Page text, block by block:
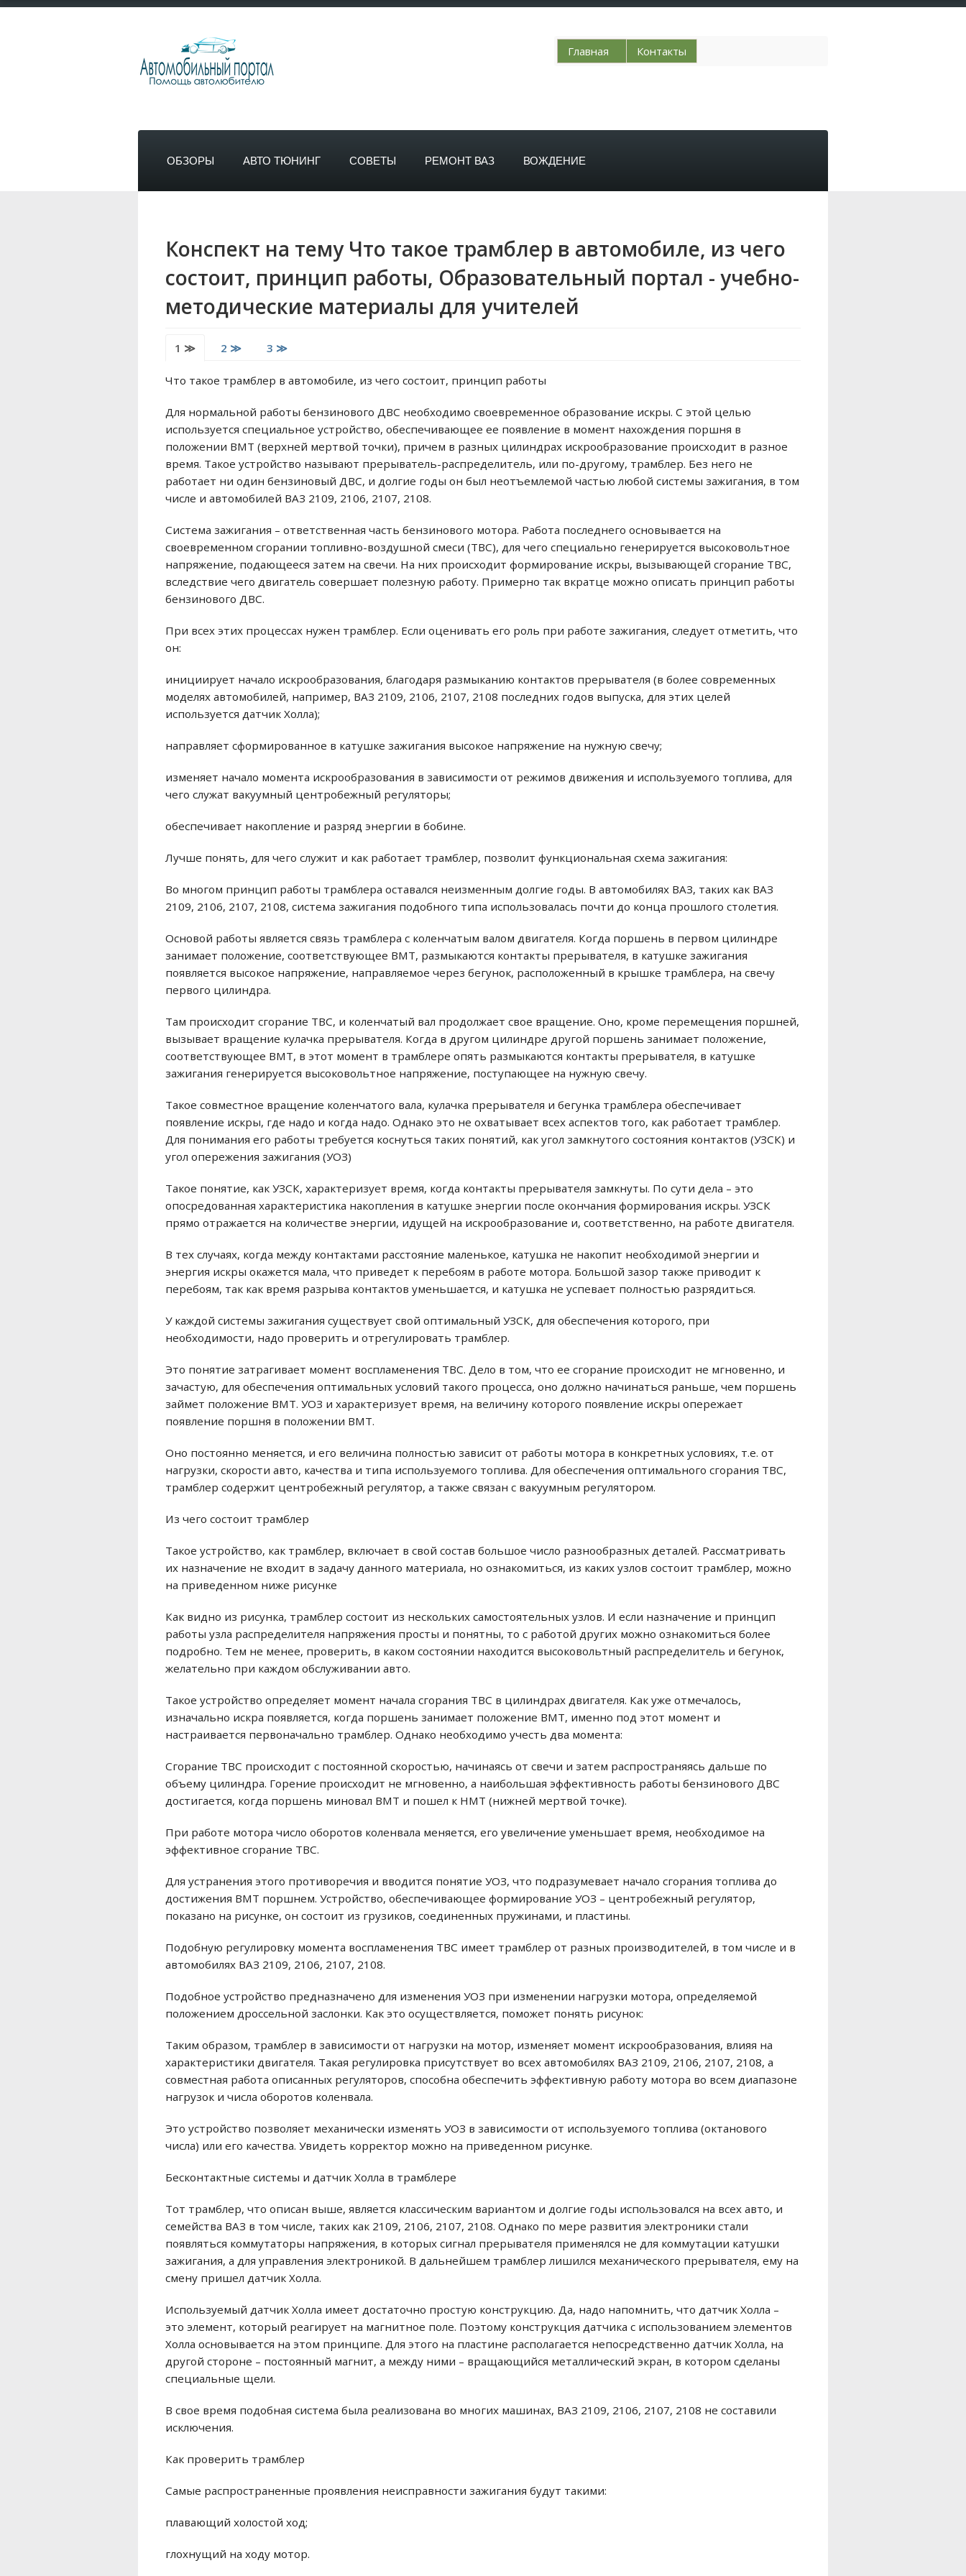
Главная Контакты
ОБЗОРЫ АВТО ТЮНИНГ СОВЕТЫ РЕМОНТ ВАЗ ВОЖДЕНИЕ
Конспект на тему Что такое трамблер в автомобиле, из чего
состоит, принцип работы, Образовательный портал - учебно-
методические материалы для учителей
1 ≫ 2 ≫ 3 ≫
Что такое трамблер в автомобиле, из чего состоит, принцип работы
Для нормальной работы бензинового ДВС необходимо своевременное образование искры. С этой целью
используется специальное устройство, обеспечивающее ее появление в момент нахождения поршня в
положении ВМТ (верхней мертвой точки), причем в разных цилиндрах искрообразование происходит в разное
время. Такое устройство называют прерыватель-распределитель, или по-другому, трамблер. Без него не
работает ни один бензиновый ДВС, и долгие годы он был неотъемлемой частью любой системы зажигания, в том
числе и автомобилей ВАЗ 2109, 2106, 2107, 2108.
Система зажигания – ответственная часть бензинового мотора. Работа последнего основывается на
своевременном сгорании топливно-воздушной смеси (ТВС), для чего специально генерируется высоковольтное
напряжение, подающееся затем на свечи. На них происходит формирование искры, вызывающей сгорание ТВС,
вследствие чего двигатель совершает полезную работу. Примерно так вкратце можно описать принцип работы
бензинового ДВС.
При всех этих процессах нужен трамблер. Если оценивать его роль при работе зажигания, следует отметить, что
он:
инициирует начало искрообразования, благодаря размыканию контактов прерывателя (в более современных
моделях автомобилей, например, ВАЗ 2109, 2106, 2107, 2108 последних годов выпуска, для этих целей
используется датчик Холла);
направляет сформированное в катушке зажигания высокое напряжение на нужную свечу;
изменяет начало момента искрообразования в зависимости от режимов движения и используемого топлива, для
чего служат вакуумный центробежный регуляторы;
обеспечивает накопление и разряд энергии в бобине.
Лучше понять, для чего служит и как работает трамблер, позволит функциональная схема зажигания:
Во многом принцип работы трамблера оставался неизменным долгие годы. В автомобилях ВАЗ, таких как ВАЗ
2109, 2106, 2107, 2108, система зажигания подобного типа использовалась почти до конца прошлого столетия.
Основой работы является связь трамблера с коленчатым валом двигателя. Когда поршень в первом цилиндре
занимает положение, соответствующее ВМТ, размыкаются контакты прерывателя, в катушке зажигания
появляется высокое напряжение, направляемое через бегунок, расположенный в крышке трамблера, на свечу
первого цилиндра.
Там происходит сгорание ТВС, и коленчатый вал продолжает свое вращение. Оно, кроме перемещения поршней,
вызывает вращение кулачка прерывателя. Когда в другом цилиндре другой поршень занимает положение,
соответствующее ВМТ, в этот момент в трамблере опять размыкаются контакты прерывателя, в катушке
зажигания генерируется высоковольтное напряжение, поступающее на нужную свечу.
Такое совместное вращение коленчатого вала, кулачка прерывателя и бегунка трамблера обеспечивает
появление искры, где надо и когда надо. Однако это не охватывает всех аспектов того, как работает трамблер.
Для понимания его работы требуется коснуться таких понятий, как угол замкнутого состояния контактов (УЗСК) и
угол опережения зажигания (УОЗ)
Такое понятие, как УЗСК, характеризует время, когда контакты прерывателя замкнуты. По сути дела – это
опосредованная характеристика накопления в катушке энергии после окончания формирования искры. УЗСК
прямо отражается на количестве энергии, идущей на искрообразование и, соответственно, на работе двигателя.
В тех случаях, когда между контактами расстояние маленькое, катушка не накопит необходимой энергии и
энергия искры окажется мала, что приведет к перебоям в работе мотора. Большой зазор также приводит к
перебоям, так как время разрыва контактов уменьшается, и катушка не успевает полностью разрядиться.
У каждой системы зажигания существует свой оптимальный УЗСК, для обеспечения которого, при
необходимости, надо проверить и отрегулировать трамблер.
Это понятие затрагивает момент воспламенения ТВС. Дело в том, что ее сгорание происходит не мгновенно, и
зачастую, для обеспечения оптимальных условий такого процесса, оно должно начинаться раньше, чем поршень
займет положение ВМТ. УОЗ и характеризует время, на величину которого появление искры опережает
появление поршня в положении ВМТ.
Оно постоянно меняется, и его величина полностью зависит от работы мотора в конкретных условиях, т.е. от
нагрузки, скорости авто, качества и типа используемого топлива. Для обеспечения оптимального сгорания ТВС,
трамблер содержит центробежный регулятор, а также связан с вакуумным регулятором.
Из чего состоит трамблер
Такое устройство, как трамблер, включает в свой состав большое число разнообразных деталей. Рассматривать
их назначение не входит в задачу данного материала, но ознакомиться, из каких узлов состоит трамблер, можно
на приведенном ниже рисунке
Как видно из рисунка, трамблер состоит из нескольких самостоятельных узлов. И если назначение и принцип
работы узла распределителя напряжения просты и понятны, то с работой других можно ознакомиться более
подробно. Тем не менее, проверить, в каком состоянии находится высоковольтный распределитель и бегунок,
желательно при каждом обслуживании авто.
Такое устройство определяет момент начала сгорания ТВС в цилиндрах двигателя. Как уже отмечалось,
изначально искра появляется, когда поршень занимает положение ВМТ, именно под этот момент и
настраивается первоначально трамблер. Однако необходимо учесть два момента:
Сгорание ТВС происходит с постоянной скоростью, начинаясь от свечи и затем распространяясь дальше по
объему цилиндра. Горение происходит не мгновенно, а наибольшая эффективность работы бензинового ДВС
достигается, когда поршень миновал ВМТ и пошел к НМТ (нижней мертвой точке).
При работе мотора число оборотов коленвала меняется, его увеличение уменьшает время, необходимое на
эффективное сгорание ТВС.
Для устранения этого противоречия и вводится понятие УОЗ, что подразумевает начало сгорания топлива до
достижения ВМТ поршнем. Устройство, обеспечивающее формирование УОЗ – центробежный регулятор,
показано на рисунке, он состоит из грузиков, соединенных пружинами, и пластины.
Подобную регулировку момента воспламенения ТВС имеет трамблер от разных производителей, в том числе и в
автомобилях ВАЗ 2109, 2106, 2107, 2108.
Подобное устройство предназначено для изменения УОЗ при изменении нагрузки мотора, определяемой
положением дроссельной заслонки. Как это осуществляется, поможет понять рисунок:
Таким образом, трамблер в зависимости от нагрузки на мотор, изменяет момент искрообразования, влияя на
характеристики двигателя. Такая регулировка присутствует во всех автомобилях ВАЗ 2109, 2106, 2107, 2108, а
совместная работа описанных регуляторов, способна обеспечить эффективную работу мотора во всем диапазоне
нагрузок и числа оборотов коленвала.
Это устройство позволяет механически изменять УОЗ в зависимости от используемого топлива (октанового
числа) или его качества. Увидеть корректор можно на приведенном рисунке.
Бесконтактные системы и датчик Холла в трамблере
Тот трамблер, что описан выше, является классическим вариантом и долгие годы использовался на всех авто, и
семейства ВАЗ в том числе, таких как 2109, 2106, 2107, 2108. Однако по мере развития электроники стали
появляться коммутаторы напряжения, в которых сигнал прерывателя применялся не для коммутации катушки
зажигания, а для управления электроникой. В дальнейшем трамблер лишился механического прерывателя, ему на
смену пришел датчик Холла.
Используемый датчик Холла имеет достаточно простую конструкцию. Да, надо напомнить, что датчик Холла –
это элемент, который реагирует на магнитное поле. Поэтому конструкция датчика с использованием элементов
Холла основывается на этом принципе. Для этого на пластине располагается непосредственно датчик Холла, на
другой стороне – постоянный магнит, а между ними – вращающийся металлический экран, в котором сделаны
специальные щели.
В свое время подобная система была реализована во многих машинах, ВАЗ 2109, 2106, 2107, 2108 не составили
исключения.
Как проверить трамблер
Самые распространенные проявления неисправности зажигания будут такими:
плавающий холостой ход;
глохнущий на ходу мотор.